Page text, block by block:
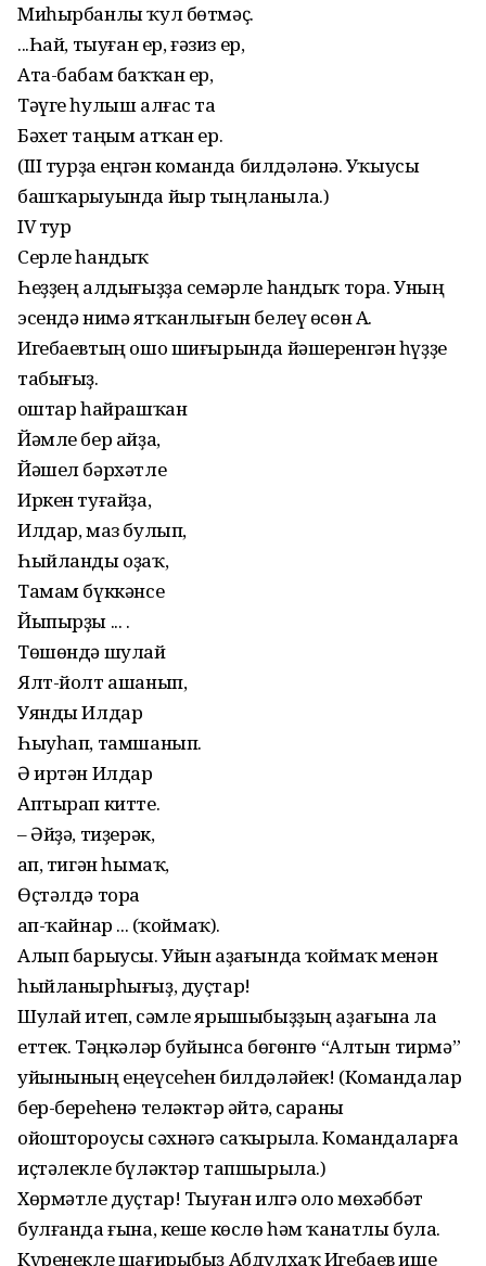
Миһырбанлы ҡул бөтмәҫ.
...Һай, тыуған ер, ғәзиз ер,
Ата-бабам баҡҡан ер,
Тәүге һулыш алғас та
Бәхет таңым атҡан ер.
(III турҙа еңгән команда билдәләнә. Уҡыусы
башҡарыуында йыр тыңланыла.)
IV тур
Серле һандыҡ
Һеҙҙең алдығыҙҙа семәрле һандыҡ тора. Уның
эсендә нимә ятҡанлығын белеү өсөн А.
Игебаевтың ошо шиғырында йәшеренгән һүҙҙе
табығыҙ.
Ҡоштар һайрашҡан
Йәмле бер айҙа,
Йәшел бәрхәтле
Иркен туғайҙа,
Илдар, маз булып,
Һыйланды оҙаҡ,
Тамам бүккәнсе
Йыпырҙы ... .
Төшөндә шулай
Ялт-йолт ашанып,
Уянды Илдар
Һыуһап, тамшанып.
Ә иртән Илдар
Аптырап китте.
– Әйҙә, тиҙерәк,
Ҡап, тигән һымаҡ,
Өҫтәлдә тора
Ҡап-ҡайнар ... (ҡоймаҡ).
Алып барыусы. Уйын аҙағында ҡоймаҡ менән
һыйланырһығыҙ, дуҫтар!
Шулай итеп, сәмле ярышыбыҙҙың аҙағына ла
еттек. Тәңкәләр буйынса бөгөнгө “Алтын тирмә”
уйынының еңеүсеһен билдәләйек! (Командалар
бер-береһенә теләктәр әйтә, сараны
ойоштороусы сәхнәгә саҡырыла. Командаларға
иҫтәлекле бүләктәр тапшырыла.)
Хөрмәтле дуҫтар! Тыуған илгә оло мө­хәббәт
булғанда ғына, кеше көслө һәм ҡа­натлы була.
Күренекле шағирыбыҙ Абдулхаҡ Игебаев ише